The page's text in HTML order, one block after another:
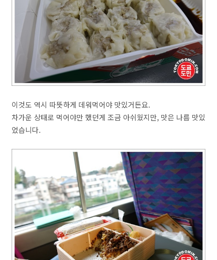
이것도 역시 따뜻하게 데워먹어야 맛있거든요.
차가운 상태로 먹어야만 했던게 조금 아쉬웠지만, 맛은 나름 맛있
었습니다.